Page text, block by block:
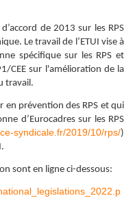
de 2013 sur les RPS
Le travail de l’ETUI vise à
spécifique sur les RPS et
CEE sur l'amélioration de la
travail.
en prévention des RPS et qui
d’Eurocadres sur les RPS
syndicale.fr/2019/10/rps/)
sont en ligne ci-dessous: